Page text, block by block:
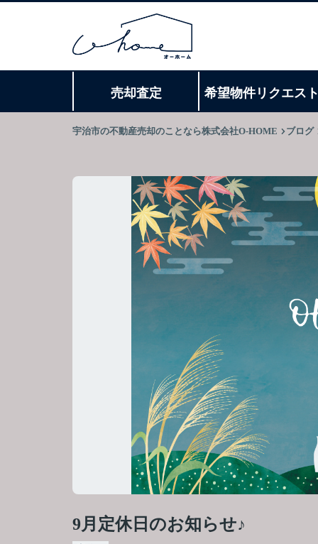
売却査定 希望物件リクエスト
宇治市の不動産売却のことなら株式会社O-HOME ブログ
9月定休日のお知らせ♪